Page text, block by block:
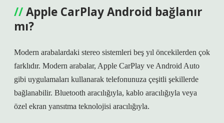
Apple CarPlay Android bağlanır
mı?
Modern arabalardaki stereo sistemleri beş yıl öncekilerden çok
farklıdır. Modern arabalar, Apple CarPlay ve Android Auto
gibi uygulamaları kullanarak telefonunuza çeşitli şekillerde
bağlanabilir. Bluetooth aracılığıyla, kablo aracılığıyla veya
özel ekran yansıtma teknolojisi aracılığıyla.